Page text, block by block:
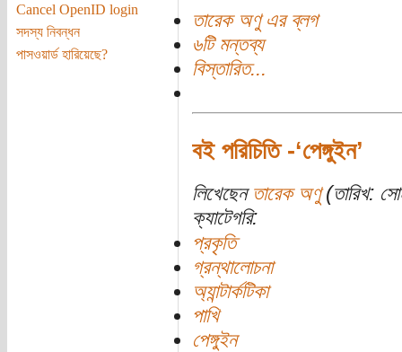
Cancel OpenID login
সদস্য নিবন্ধন
পাসওয়ার্ড হারিয়েছে?
তারেক অণু এর ব্লগ
৬টি মন্তব্য
বিস্তারিত...
বই পরিচিতি -‘পেঙ্গুইন’
লিখেছেন তারেক অণু(তারিখ:
ক্যাটেগরি:
প্রকৃতি
গ্রন্থালোচনা
অ্যান্টার্কটিকা
পাখি
পেঙ্গুইন